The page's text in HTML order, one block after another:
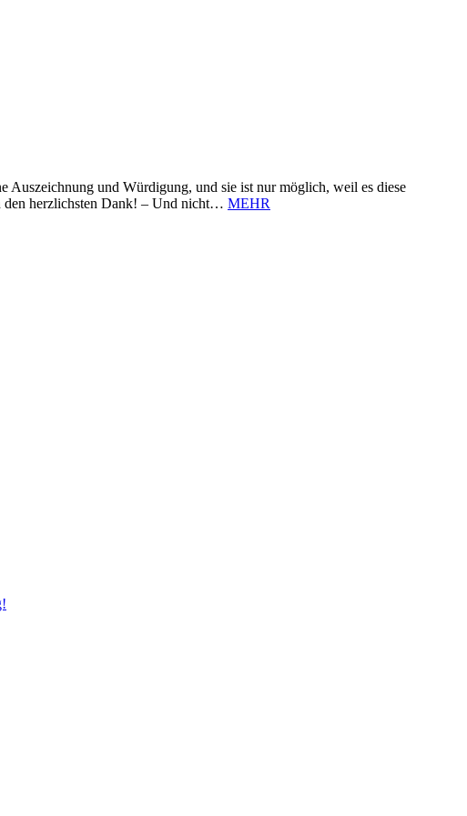
Auszeichnung und Würdigung, und sie ist nur möglich, weil es diese
den herzlichsten Dank! – Und nicht… MEHR